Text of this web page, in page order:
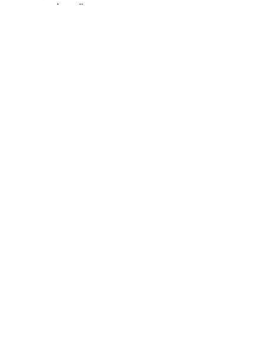
precisam”.